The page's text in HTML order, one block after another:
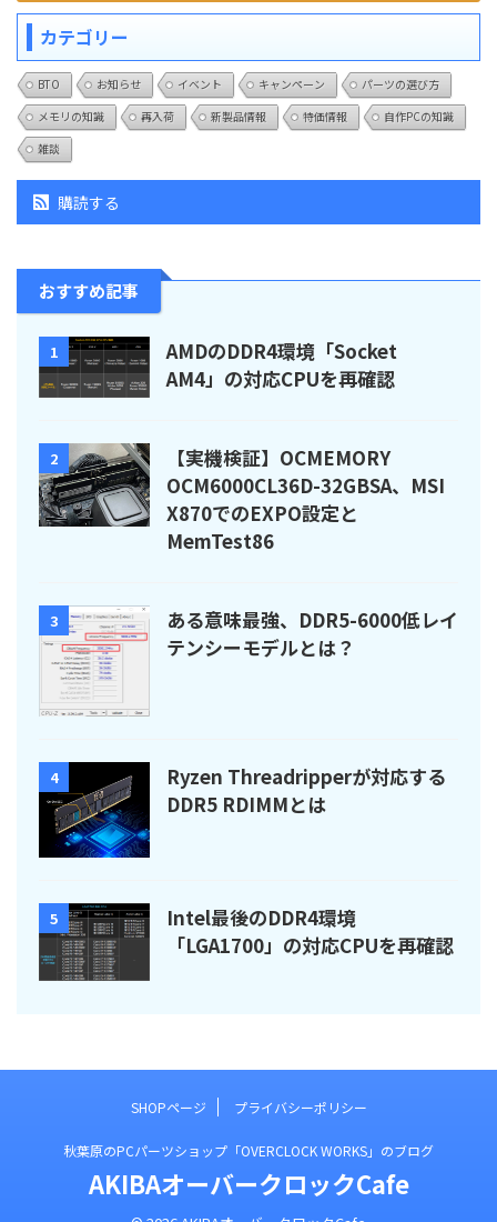
カテゴリー
BTO お知らせ イベント キャンペーン
パーツの選び方
メモリの知識
再入荷 新製品情報 特価情報
自作PCの知識
雑談
購読する
おすすめ記事
1
AMDのDDR4環境「Socket
AM4」の対応CPUを再確認
2
【実機検証】OCMEMORY
OCM6000CL36D-32GBSA、MSI
X870でのEXPO設定と
MemTest86
3
ある意味最強、DDR5-6000低レイ
テンシーモデルとは？
4
Ryzen Threadripperが対応する
DDR5 RDIMMとは
5
Intel最後のDDR4環境
「LGA1700」の対応CPUを再確認
SHOPページ プライバシーポリシー
秋葉原のPCパーツショップ「OVERCLOCK WORKS」のブログ
AKIBAオーバークロックCafe